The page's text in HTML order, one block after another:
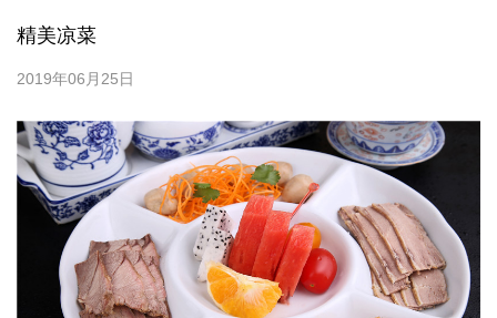
精美凉菜
2019年06月25日